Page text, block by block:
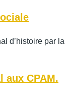
d’histoire par la
aux CPAM.